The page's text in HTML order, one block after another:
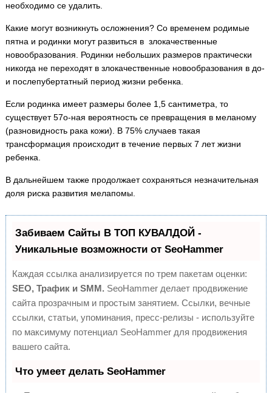
необходимо се удалить.
Какие могут возникнуть осложнения? Со временем родимые
пятна и родинки могут развиться в злокачественные
новообразования. Родинки небольших размеров практически
никогда не переходят в злокачественные новообразования в до-
и послепубертатный период жизни ребенка.
Если родинка имеет размеры более 1,5 сантиметра, то
существует 57о-ная вероятность се превращения в меланому
(разновидность рака кожи). В 75% случаев такая
трансформация происходит в течение первых 7 лет жизни
ребенка.
В дальнейшем также продолжает сохраняться незначительная
доля риска развития мелапомы.
Забиваем Сайты В ТОП КУВАЛДОЙ -
Уникальные возможности от SeoHammer
Каждая ссылка анализируется по трем пакетам оценки:
SEO, Трафик и SMM. SeoHammer делает продвижение
сайта прозрачным и простым занятием. Ссылки, вечные
ссылки, статьи, упоминания, пресс-релизы - используйте
по максимуму потенциал SeoHammer для продвижения
вашего сайта.
Что умеет делать SeoHammer